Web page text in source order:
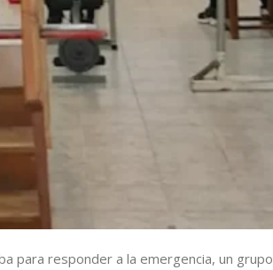
para responder a la emergencia, un grupo